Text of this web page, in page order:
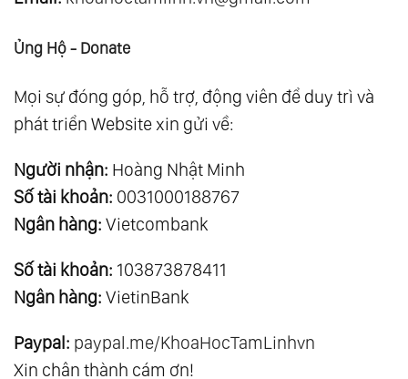
Ủng Hộ - Donate
Mọi sự đóng góp, hỗ trợ, động viên để duy trì và
phát triển Website xin gửi về:
Người nhận: Hoàng Nhật Minh
Số tài khoản: 0031000188767
Ngân hàng: Vietcombank
Số tài khoản: 103873878411
Ngân hàng: VietinBank
Paypal: paypal.me/KhoaHocTamLinhvn
Xin chân thành cám ơn!